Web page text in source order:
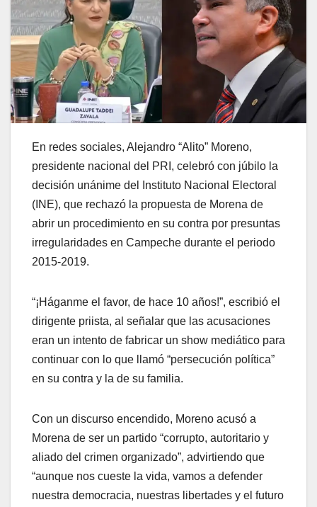
En redes sociales, Alejandro “Alito” Moreno,
presidente nacional del PRI, celebró con júbilo la
decisión unánime del Instituto Nacional Electoral
(INE), que rechazó la propuesta de Morena de
abrir un procedimiento en su contra por presuntas
irregularidades en Campeche durante el periodo
2015-2019.
“¡Háganme el favor, de hace 10 años!”, escribió el
dirigente priista, al señalar que las acusaciones
eran un intento de fabricar un show mediático para
continuar con lo que llamó “persecución política”
en su contra y la de su familia.
Con un discurso encendido, Moreno acusó a
Morena de ser un partido “corrupto, autoritario y
aliado del crimen organizado”, advirtiendo que
“aunque nos cueste la vida, vamos a defender
nuestra democracia, nuestras libertades y el futuro